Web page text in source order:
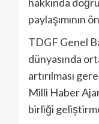
paylaşımının
TDGF Genel
dünyasında
artırılması
Milli Haber
birliği